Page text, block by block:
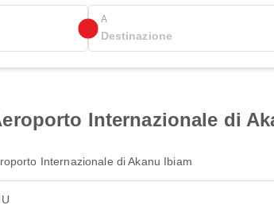
A
Internazionale di
Internazionale di Akanu Ibiam